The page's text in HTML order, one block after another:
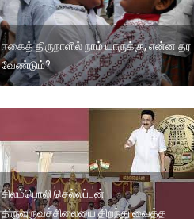
ஈகைத் திருநாளில் நாம் யாருக்கு, என்ன தர
வேண்டும்?
சிலம்பொலி செல்லப்பன்
திருவுருவச்சிலையை திறந்து வைத்த